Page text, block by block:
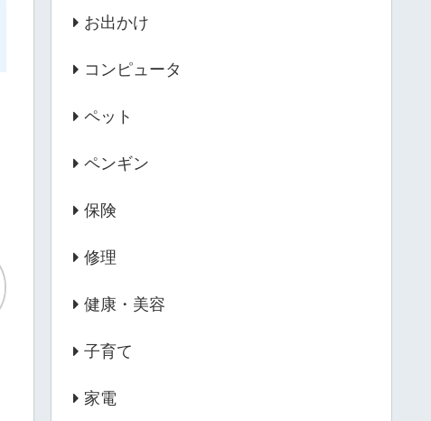
お出かけ
コンピュータ
ペット
ペンギン
保険
修理
健康・美容
子育て
家電